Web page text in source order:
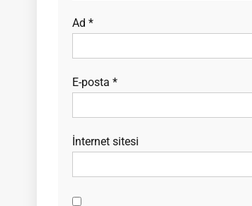
Ad *
E-posta *
İnternet sitesi